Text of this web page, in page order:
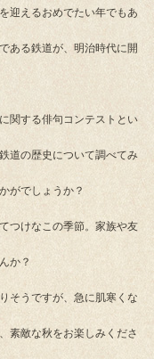
迎えるおめでたい年でもあ
ある鉄道が、明治時代に開
関する俳句コンテストとい
道の歴史について調べてみ
がでしょうか？
つけなこの季節。家族や友
か？
そうですが、急に肌寒くな
素敵な秋をお楽しみくださ